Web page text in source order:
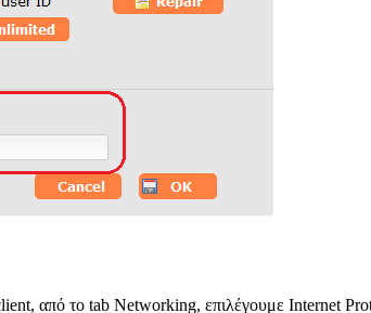
από το tab Networking, επιλέγουμε Internet